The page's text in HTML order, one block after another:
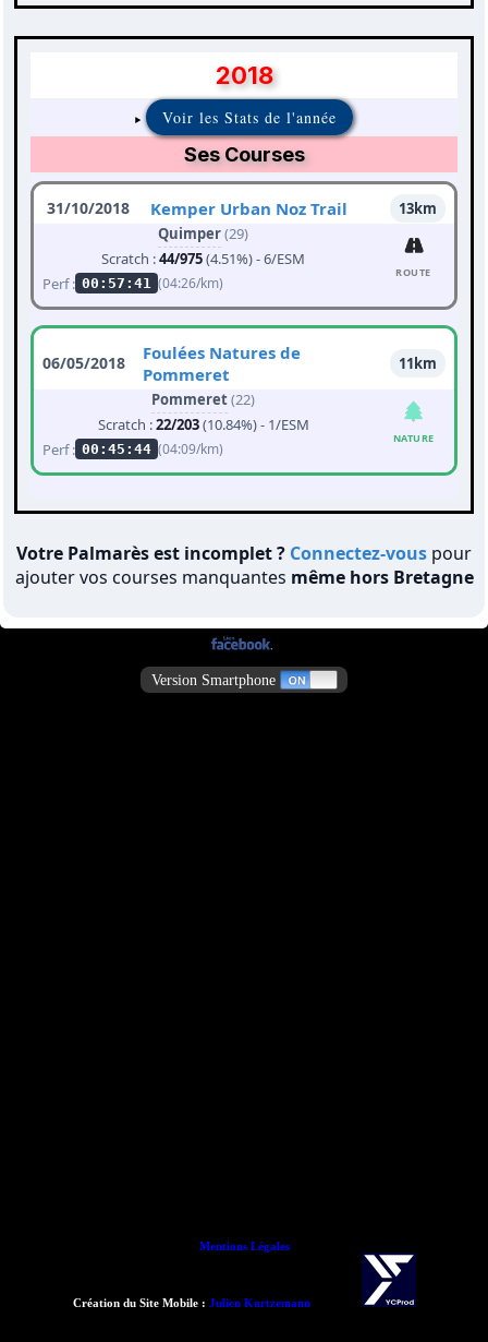
2018
Voir les Stats de l'année
Ses Courses
31/10/2018 Kemper Urban Noz Trail
13km
Quimper(29)
Scratch :44/975(4.51%) - 6/ESM
Perf : 00:57:41 (04:26/km)
ROUTE
06/05/2018
Foulées Natures de
Pommeret
11km
Pommeret(22)
Scratch :22/203(10.84%) - 1/ESM
Perf : 00:45:44 (04:09/km)
NATURE
Votre Palmarès est incomplet ? Connectez-vous pour
ajouter vos courses manquantes même hors Bretagne
Version Smartphone
Mentions Légales
Création du Site Mobile : Julien Kurtzemann- 2015 -